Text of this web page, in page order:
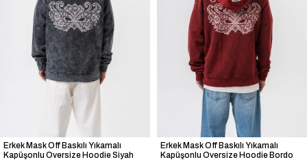
Erkek Mask Off Baskılı Yıkamalı
Kapüşonlu Oversize Hoodie Siyah
Erkek Mask Off Baskılı Yıkamalı
Kapüşonlu Oversize Hoodie Bordo